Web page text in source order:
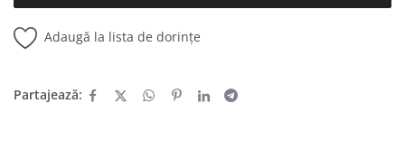
Adaugă la lista de dorințe
Partajează: